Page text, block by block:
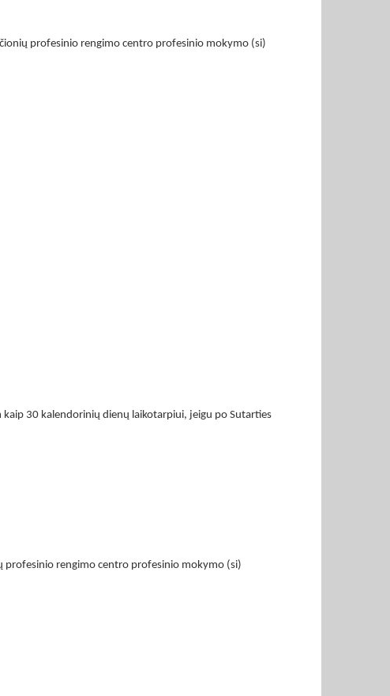
profesinio rengimo centro profesinio mokymo (si)
30 kalendorinių dienų laikotarpiui, jeigu po Sutarties
rengimo centro profesinio mokymo (si)